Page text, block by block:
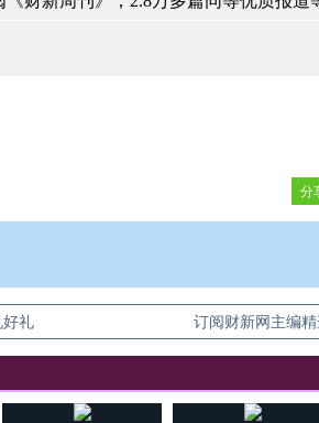
分
钮，提交相关信息。经确认即可刊登转载。
好礼 订阅财新网主编